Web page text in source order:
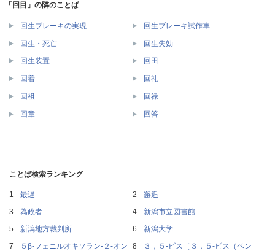
「回目」の隣のことば
回生ブレーキの実現 回生ブレーキ試作車
回生・死亡 回生失効
回生装置 回田
回着 回礼
回祖 回禄
回章 回答
ことば検索ランキング
最遅
邂逅
為政者
新潟市立図書館
新潟地方裁判所
新潟大学
５β‐フェニルオキソラン‐２‐オン
３，５‐ビス［３，５‐ビス（ベン